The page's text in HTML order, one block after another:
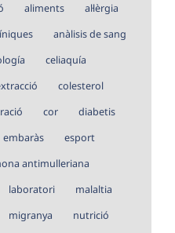
aliments
al·lèrgia
anàlisis de sang
celiaquía
colesterol
cor
diabetis
embaràs
esport
antimulleriana
laboratori
malaltia
migranya
nutrició